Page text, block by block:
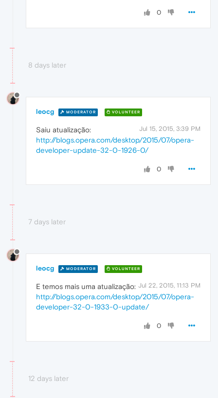
0
8 days later
leocg MODERATOR VOLUNTEER
Jul 15, 2015, 3:39 PM
Saiu atualização:
http://blogs.opera.com/desktop/2015/07/opera-
developer-update-32-0-1926-0/
0
7 days later
leocg MODERATOR VOLUNTEER
Jul 22, 2015, 11:13 PM
E temos mais uma atualização:
http://blogs.opera.com/desktop/2015/07/opera-
developer-32-0-1933-0-update/
0
12 days later